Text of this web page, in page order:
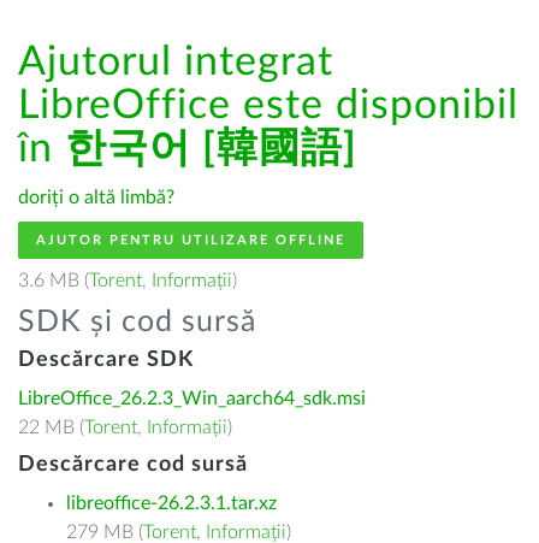
Ajutorul integrat
LibreOffice este disponibil
în 한국어 [韓國語]
doriți o altă limbă?
AJUTOR PENTRU UTILIZARE OFFLINE
3.6 MB (Torent, Informații)
SDK și cod sursă
Descărcare SDK
LibreOffice_26.2.3_Win_aarch64_sdk.msi
22 MB (Torent, Informații)
Descărcare cod sursă
libreoffice-26.2.3.1.tar.xz
279 MB (Torent, Informații)